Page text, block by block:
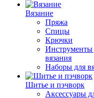
Вязание
Пряжа
Спицы
Крючки
Инструменты
вязания
Наборы для
Шитье и пэчворк
Аксессуары